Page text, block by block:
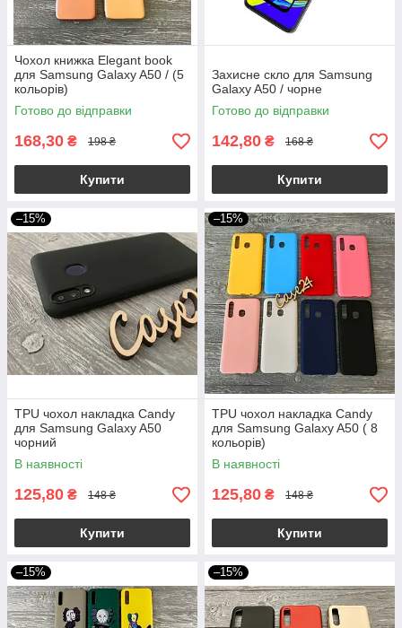
Чохол книжка Elegant book
для Samsung Galaxy A50 / (5
кольорів)
Готово до відправки
168,30 ₴ 198 ₴
Купити
Захисне скло для Samsung
Galaxy A50 / чорне
Готово до відправки
142,80 ₴ 168 ₴
Купити
–15%
TPU чохол накладка Candy
для Samsung Galaxy A50
чорний
В наявності
125,80 ₴ 148 ₴
Купити
–15%
TPU чохол накладка Candy
для Samsung Galaxy A50 ( 8
кольорів)
В наявності
125,80 ₴ 148 ₴
Купити
–15% –15%